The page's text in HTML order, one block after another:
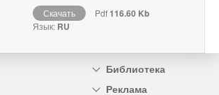
Скачать Pdf116.60 Kb
Язык: RU
Библиотека
Реклама